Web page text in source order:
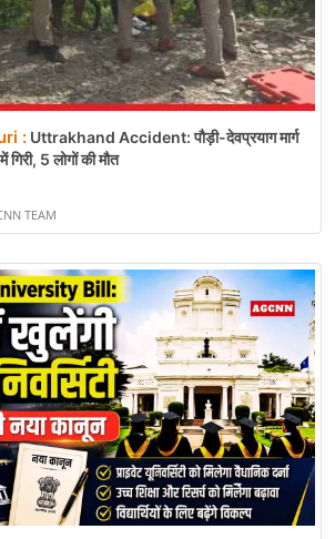
: Uttrakhand Accident: पौड़ी-देवप्रयाग मार्ग
5 लोगों की मौत
TEAM